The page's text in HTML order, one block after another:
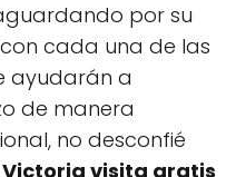
por su
cada una de las
ayudarán a
de manera
no desconfié
visita gratis